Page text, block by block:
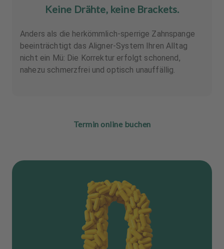
Keine Drähte, keine Brackets.
Anders als die herkömmlich-sperrige Zahnspange
beeinträchtigt das Aligner-System Ihren Alltag
nicht ein Mü: Die Korrektur erfolgt schonend,
nahezu schmerzfrei und optisch unauffällig.
Termin online buchen